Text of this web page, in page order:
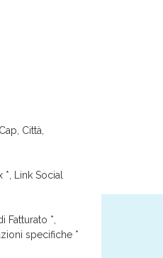
Città,
*, Link Social
Fatturato *,
specifiche *